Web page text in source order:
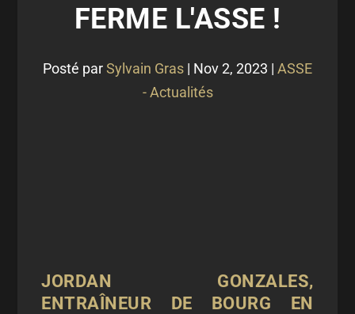
FERME L'ASSE !
Posté parSylvain Gras | Nov 2, 2023 | ASSE
- Actualités
JORDAN GONZALES,
ENTRAÎNEUR DE BOURG EN